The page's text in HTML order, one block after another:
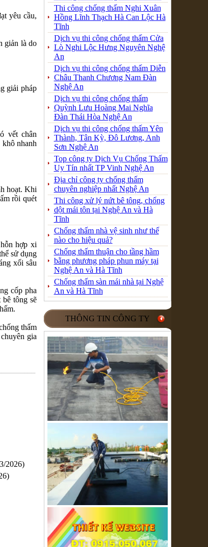
yêu cầu,
giản là do
giải pháp
vết chân
nhanh
hoạt. Khi
rồi quét
hợp xi
sử dụng
xối sâu
cốp pha
tông sẽ
thấm
gia
2026)
Thi công chống thấm Nghi Xuân
Hồng Lĩnh Thạch Hà Can Lộc Hà
Tĩnh
Dịch vụ thi công chống thấm Cửa
Lò Nghi Lộc Hưng Nguyên Nghệ
An
Dịch vụ thi công chống thấm Diễn
Châu Thanh Chương Nam Đàn
Nghệ An
Dịch vụ thi công chống thấm
Quỳnh Lưu Hoàng Mai Nghĩa
Đàn Thái Hòa Nghệ An
Dịch vụ thi công chống thấm Yên
Thành, Tân Kỳ, Đô Lương, Anh
Sơn Nghệ An
Top công ty Dịch Vụ Chống Thấm
Uy Tín nhất TP Vinh Nghệ An
Địa chỉ công ty chống thấm
chuyên nghiệp nhất Nghệ An
Thi công xử lý nứt bê tông, chống
dột mái tôn tại Nghệ An và Hà
Tĩnh
Chống thấm nhà vệ sinh như thế
nào cho hiệu quả?
Chống thấm thuận cho tầng hầm
bằng phương pháp phun máy tại
Nghệ An và Hà Tĩnh
Chống thấm sàn mái nhà tại Nghệ
An và Hà Tĩnh
THÔNG TIN CÔNG TY